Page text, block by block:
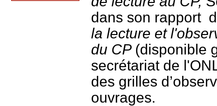
dans son rapport
la lecture et
du CP (disponible
secrétariat de
des grilles
ouvrages.